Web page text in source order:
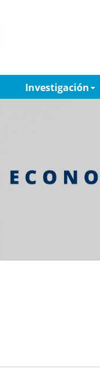
Investigación